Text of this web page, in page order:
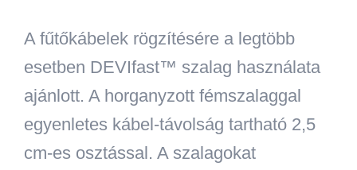
A fűtőkábelek rögzítésére a legtöbb
esetben DEVIfast™ szalag használata
ajánlott. A horganyzott fémszalaggal
egyenletes kábel-távolság tartható 2,5
cm-es osztással. A szalagokat